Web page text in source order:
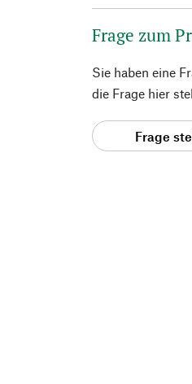
Frage zum
Sie haben eine
die Frage hier
Frage